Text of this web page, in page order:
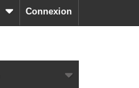
Connexion